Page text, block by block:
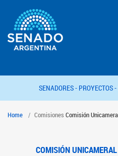
SENADORES - PROYECTOS -
Home Comisiones Comisión
COMISIÓN